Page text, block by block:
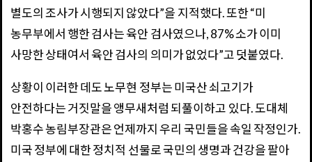
별도의 조사가 시행되지 않았다”을 지적했다. 또한 “미
농무부에서 행한 검사는 육안 검사였으나, 87% 소가 이미
사망한 상태여서 육안 검사의 의미가 없었다”고 덧붙였다.
상황이 이러한 데도 노무현 정부는 미국산 쇠고기가
안전하다는 거짓말을 앵무새처럼 되풀이하고 있다. 도대체
박홍수 농림부장관은 언제까지 우리 국민들을 속일 작정인가.
미국 정부에 대한 정치적 선물로 국민의 생명과 건강을 팔아